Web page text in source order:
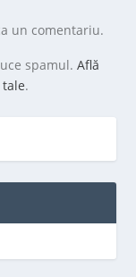
un comentariu.
spamul.Află
.